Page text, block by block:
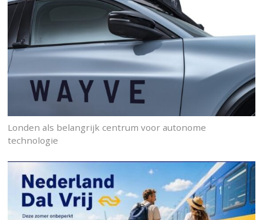
Londen als belangrijk centrum voor autonome
technologie